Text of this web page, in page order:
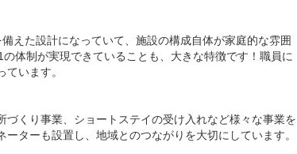
えた設計になっていて、施設の構成自体が家庭的な雰囲
体制が実現できていることも、大きな特徴です！職員に
います。
くり事業、ショートステイの受け入れなど様々な事業を
ターも設置し、地域とのつながりを大切にしています。